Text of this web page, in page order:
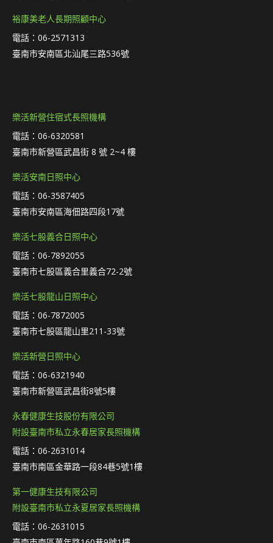
裕康美老人長期照顧中心
電話：06-2571313
臺南市安南區北汕尾三路536號
樂活新營住宿式長照機構
電話：06-6320581
臺南市新營區武昌街 8 號 2~4 樓
樂活安南日照中心
電話：06-3587405
臺南市安南區海佃路四段17號
樂活七股義合日照中心
電話：06-7892055
臺南市七股區義合里義合72-2號
樂活七股龍山日照中心
電話：06-7872005
臺南市七股區龍山里211-33號
樂活新營日照中心
電話：06-6321940
臺南市新營區武昌街8號5樓
永春健康生技股份有限公司
附設臺南市私立永春居家長照機構
電話：06-2631014
臺南市南區金華路一段84巷5號1樓
第一健康生技有限公司
附設臺南市私立永夏居家長照機構
電話：06-2631015